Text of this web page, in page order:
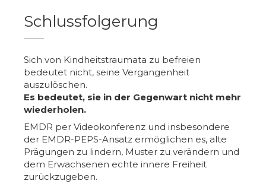
Schlussfolgerung
Sich von Kindheitstraumata zu befreien
bedeutet nicht, seine Vergangenheit
auszulöschen.
Es bedeutet, sie in der Gegenwart nicht mehr
wiederholen.
EMDR per Videokonferenz und insbesondere
der EMDR-PEPS-Ansatz ermöglichen es, alte
Prägungen zu lindern, Muster zu verändern und
dem Erwachsenen echte innere Freiheit
zurückzugeben.